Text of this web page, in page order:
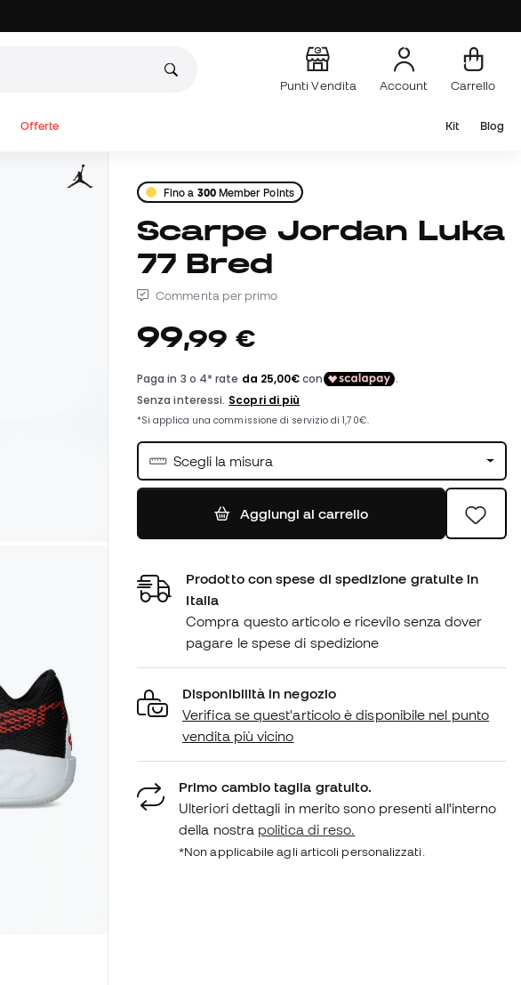
Punti Vendita Account Carrello
Offerte Kit Blog
Fino a 300Member Points
Scarpe Jordan Luka
77 Bred
Commenta per primo
99,99 €
Scegli la misura
Aggiungi al carrello
Prodotto con spese di spedizione gratuite in
Italia
Compra questo articolo e ricevilo senza dover
pagare le spese di spedizione
Disponibilità in negozio
Verifica se quest'articolo è disponibile nel punto
vendita più vicino
Primo cambio taglia gratuito.
Ulteriori dettagli in merito sono presenti all'interno
della nostra politica di reso.
*Non applicabile agli articoli personalizzati.